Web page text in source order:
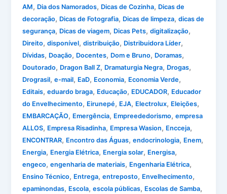
AM, Dia dos Namorados, Dicas de Cozinha, Dicas de
decoração, Dicas de Fotografia, Dicas de limpeza,dicas de
segurança, Dicas de viagem, Dicas Pets,digitalização,
Direito,disponível,distribuição, Distribuidora Líder,
Dívidas, Doação, Docentes, Dom e Bruno, Doramas,
Doutorado, Dragon Ball Z, Dramaturgia Negra, Drogas,
Drograsil,e-mail, EaD, Economia, Economia Verde,
Editais,eduardo braga, Educação, EDUCADOR, Educador
do Envelhecimento, Eirunepé, EJA, Electrolux, Eleições,
EMBARCAÇÃO, Emergência, Empreededorismo,empresa
ALLOS, Empresa Risadinha, Empresa Wasion, Encceja,
ENCONTRAR, Encontro das Águas,endocrinologia, Enem,
Energia, Energia Elétrica, Energia solar, Energisa,
engeco,engenharia de materiais, Engenharia Elétrica,
Ensino Técnico, Entrega,entreposto, Envelhecimento,
epaminondas, Escola,escola públicas, Escolas de Samba,